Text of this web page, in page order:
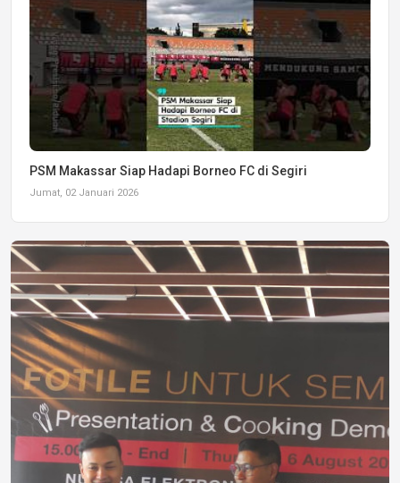
PSM Makassar Siap Hadapi Borneo FC di Segiri
Jumat, 02 Januari 2026